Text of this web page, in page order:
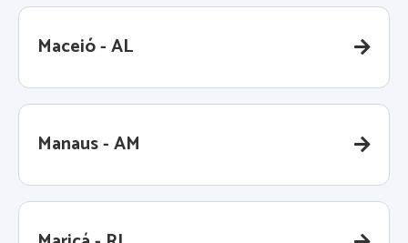
Maceió - AL
Manaus - AM